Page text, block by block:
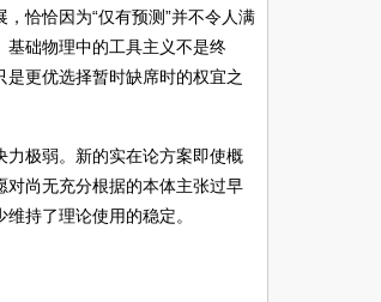
恰恰因为“仅有预测”并不令人满
础物理中的工具主义不是终
更优选择暂时缺席时的权宜之
极弱。新的实在论方案即使概
尚无充分根据的本体主张过早
持了理论使用的稳定。